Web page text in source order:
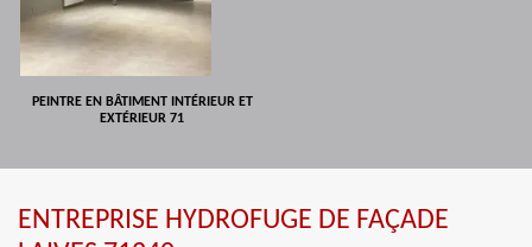
PEINTRE EN BÂTIMENT INTÉRIEUR ET
EXTÉRIEUR 71
ENTREPRISE HYDROFUGE DE FAÇADE